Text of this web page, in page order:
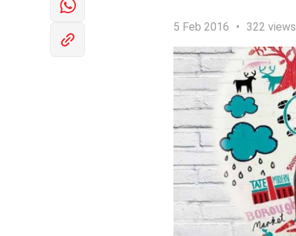
benefit
menarik
5 Feb 2016 322 views